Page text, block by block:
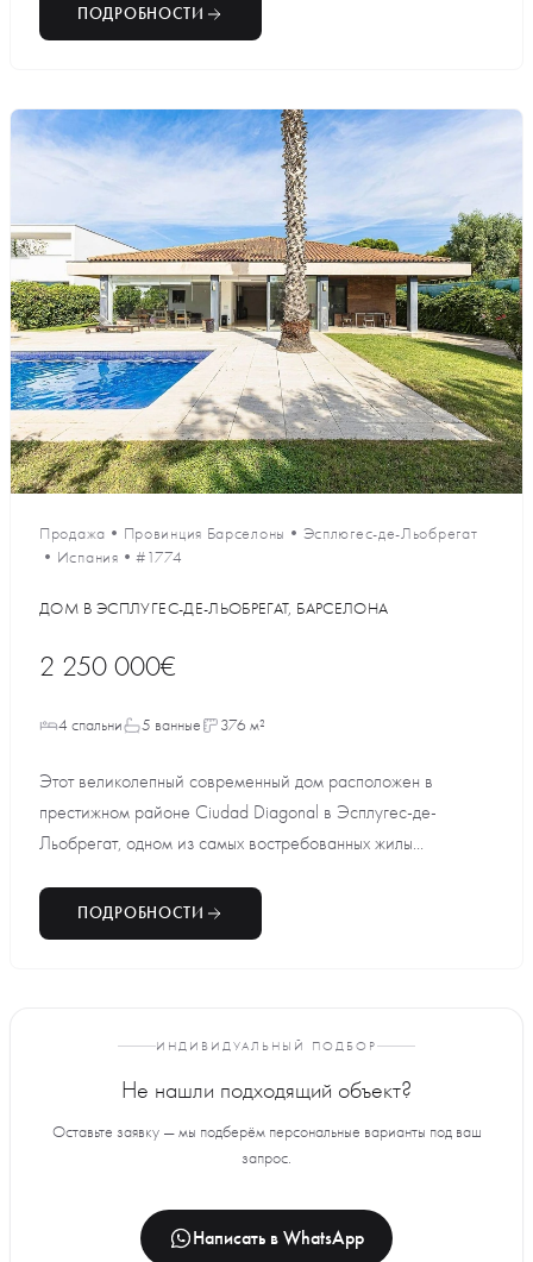
ПОДРОБНОСТИ
Продажа • Провинция Барселоны • Эсплюгес-де-Льобрегат
• Испания •#1774
ДОМ В ЭСПЛУГЕС-ДЕ-ЛЬОБРЕГАТ, БАРСЕЛОНА
2 250 000€
4 спальни 5 ванные 376 м²
Этот великолепный современный дом расположен в
престижном районе Ciudad Diagonal в Эсплугес-де-
Льобрегат, одном из самых востребованных жилы...
ПОДРОБНОСТИ
ИНДИВИДУАЛЬНЫЙ ПОДБОР
Не нашли подходящий объект?
Оставьте заявку — мы подберём персональные варианты под ваш
запрос.
Написать в WhatsApp